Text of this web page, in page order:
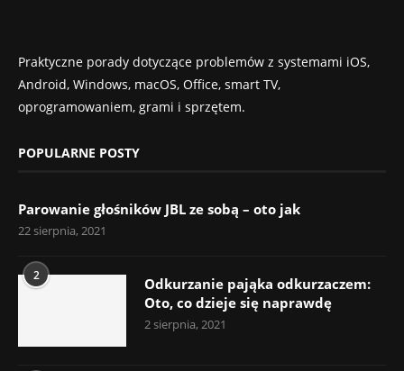
Praktyczne porady dotyczące problemów z systemami iOS,
Android, Windows, macOS, Office, smart TV,
oprogramowaniem, grami i sprzętem.
POPULARNE POSTY
Parowanie głośników JBL ze sobą – oto jak
22 sierpnia, 2021
2
Odkurzanie pająka odkurzaczem:
Oto, co dzieje się naprawdę
2 sierpnia, 2021